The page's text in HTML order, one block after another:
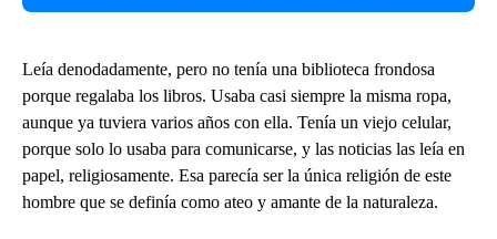
Leía denodadamente, pero no tenía una biblioteca frondosa
porque regalaba los libros. Usaba casi siempre la misma ropa,
aunque ya tuviera varios años con ella. Tenía un viejo celular,
porque solo lo usaba para comunicarse, y las noticias las leía en
papel, religiosamente. Esa parecía ser la única religión de este
hombre que se definía como ateo y amante de la naturaleza.